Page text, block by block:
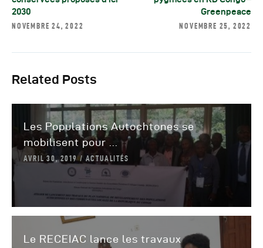
2030
NOVEMBRE 24, 2022
Greenpeace
NOVEMBRE 25, 2022
Related Posts
Les Populations Autochtones se
mobilisent pour ...
AVRIL 30, 2019 ACTUALITÉS
Le RECEIAC lance les travaux